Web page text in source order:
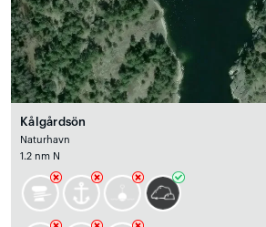
Kålgårdsön
Naturhavn
1.2 nm N